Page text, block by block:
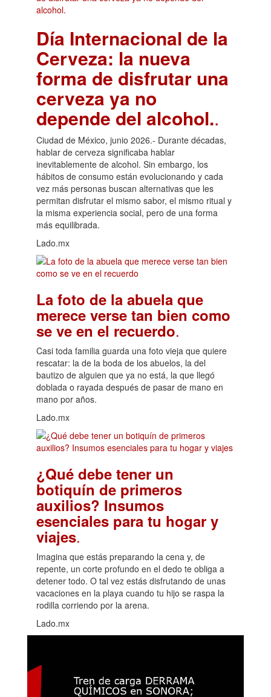
Día Internacional de la
Cerveza: la nueva
forma de disfrutar una
cerveza ya no
depende del alcohol..
Ciudad de México, junio 2026.- Durante décadas,
hablar de cerveza significaba hablar
inevitablemente de alcohol. Sin embargo, los
hábitos de consumo están evolucionando y cada
vez más personas buscan alternativas que les
permitan disfrutar el mismo sabor, el mismo ritual y
la misma experiencia social, pero de una forma
más equilibrada.
Lado.mx
La foto de la abuela que
merece verse tan bien como
se ve en el recuerdo.
Casi toda familia guarda una foto vieja que quiere
rescatar: la de la boda de los abuelos, la del
bautizo de alguien que ya no está, la que llegó
doblada o rayada después de pasar de mano en
mano por años.
Lado.mx
¿Qué debe tener un
botiquín de primeros
auxilios? Insumos
esenciales para tu hogar y
viajes.
Imagina que estás preparando la cena y, de
repente, un corte profundo en el dedo te obliga a
detener todo. O tal vez estás disfrutando de unas
vacaciones en la playa cuando tu hijo se raspa la
rodilla corriendo por la arena.
Lado.mx